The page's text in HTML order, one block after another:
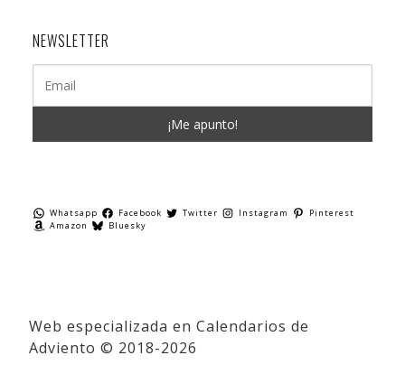
NEWSLETTER
Whatsapp Facebook Twitter Instagram
Pinterest
Amazon
Bluesky
Web especializada en Calendarios de
Adviento © 2018-2026